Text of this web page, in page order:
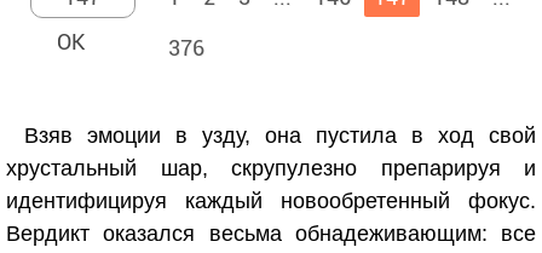
376
Взяв эмоции в узду, она пустила в ход свой
хрустальный шар, скрупулезно препарируя и
идентифицируя каждый новообретенный фокус.
Вердикт оказался весьма обнадеживающим: все